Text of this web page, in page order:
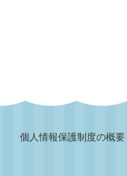
個人情報保護制度の概要